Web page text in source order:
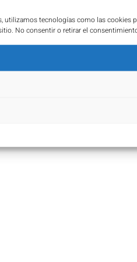
utilizamos tecnologías como las
No consentir o retirar el